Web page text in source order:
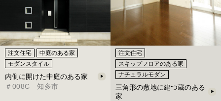
注文住宅
中庭のある家
モダンスタイル
内側に開けた中庭のある家
＃008C 知多市
注文住宅
スキップフロアのある家
ナチュラルモダン
三角形の敷地に建つ蔵のある
家